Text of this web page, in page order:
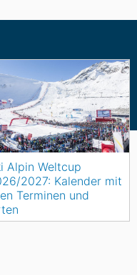
Alpin Weltcup
2027: Kalender mit
Terminen und